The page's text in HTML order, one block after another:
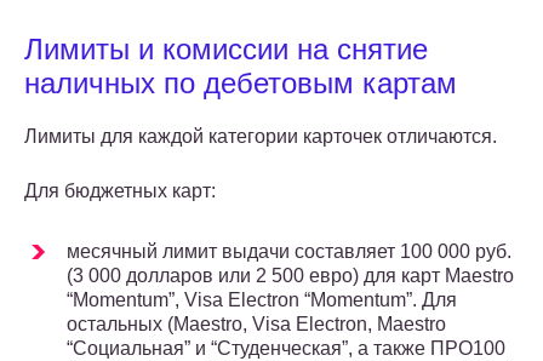
Лимиты и комиссии на снятие
наличных по дебетовым картам
Лимиты для каждой категории карточек отличаются.
Для бюджетных карт:
месячный лимит выдачи составляет 100 000 руб.
(3 000 долларов или 2 500 евро) для карт Maestro
“Momentum”, Visa Electron “Momentum”. Для
остальных (Maestro, Visa Electron, Maestro
“Социальная” и “Студенческая”, а также ПРО100